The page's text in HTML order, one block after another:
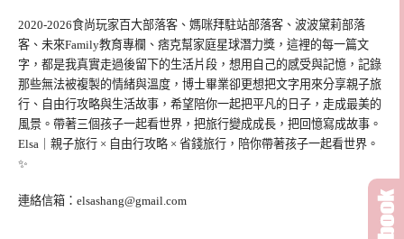
2020-2026食尚玩家百大部落客、媽咪拜駐站部落客、波波黛莉部落
客、未來Family教育專欄、痞克幫家庭星球潛力獎，這裡的每一篇文
字，都是我真實走過後留下的生活片段，想用自己的感受與記憶，記錄
那些無法被複製的情緒與溫度，博士畢業卻更想把文字用來分享親子旅
行、自由行攻略與生活故事，希望陪你一起把平凡的日子，走成最美的
風景。帶著三個孩子一起看世界，把旅行變成成長，把回憶寫成故事。
Elsa｜親子旅行 × 自由行攻略 × 省錢旅行，陪你帶著孩子一起看世界。
✨
連絡信箱： elsashang@gmail.com